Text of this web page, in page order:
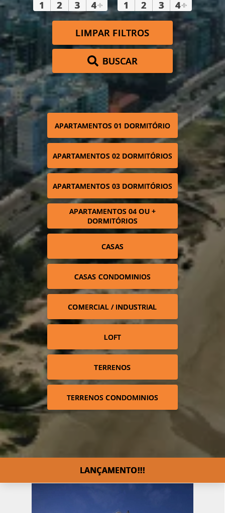
1 2 3 4+ 1 2 3 4+
LIMPAR FILTROS
BUSCAR
APARTAMENTOS 01 DORMITÓRIO
APARTAMENTOS 02 DORMITÓRIOS
APARTAMENTOS 03 DORMITÓRIOS
APARTAMENTOS 04 OU +
DORMITÓRIOS
CASAS
CASAS CONDOMINIOS
COMERCIAL / INDUSTRIAL
LOFT
TERRENOS
TERRENOS CONDOMINIOS
LANÇAMENTO!!!